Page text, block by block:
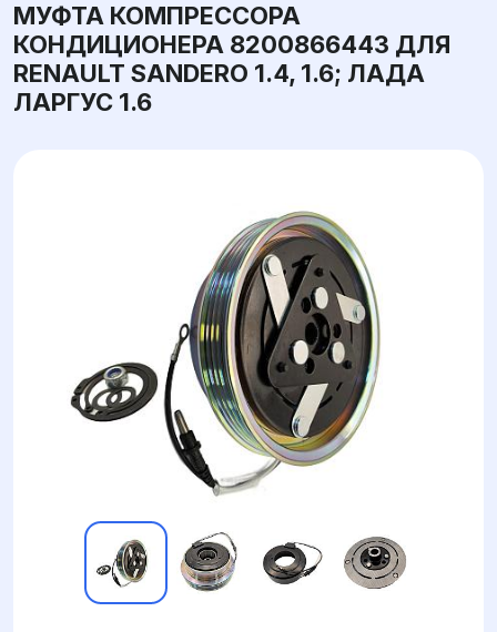
МУФТА КОМПРЕССОРА
КОНДИЦИОНЕРА 8200866443 ДЛЯ
RENAULT SANDERO 1.4, 1.6; ЛАДА
ЛАРГУС 1.6